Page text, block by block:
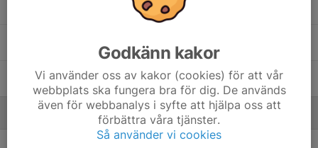
Yngve Bergman
Godkänn kakor
Vi använder oss av kakor (cookies) för att vår
webbplats ska fungera bra för dig. De används
även för webbanalys i syfte att hjälpa oss att
förbättra våra tjänster.
Så använder vi cookies